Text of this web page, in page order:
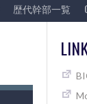
歴代幹部一覧